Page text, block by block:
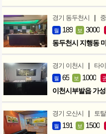
경기 동두천시 |
월 189 보 3000
동두천시 지행동
경기 이천시 | 타
월 65 보 1000
이천시부발읍 가
경기 오산시 | 토
월 191 보 1500